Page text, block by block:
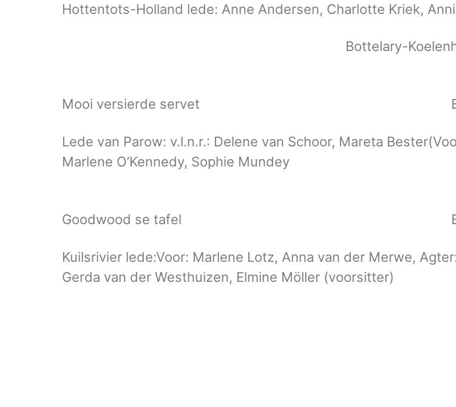
Hottentots-Holland lede: Anne Andersen, Charlotte Kriek,
Bottelary-
Mooi versierde servet Bordjie
Lede van Parow: v.l.n.r.: Delene van Schoor, Mareta
Marlene O’Kennedy, Sophie Mundey
Goodwood se tafel
Kuilsrivier lede:Voor: Marlene Lotz, Anna van der Merwe,
Gerda van der Westhuizen, Elmine Möller (voorsitter)